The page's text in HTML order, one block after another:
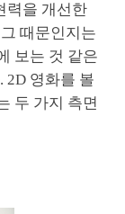
력을 개선한
때문인지는
보는 것 같은
2D 영화를 볼
두 가지 측면